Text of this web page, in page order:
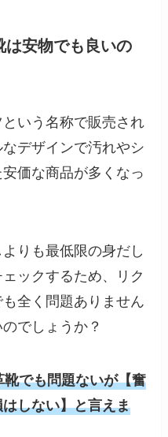
は安物でも良いの
いう名称で販売され
デザインで汚れやシ
価な商品が多くなっ
りも最低限の身だし
ックするため、リク
全く問題ありません
でしょうか？
靴でも問題ないが【奮
しない】と言えま